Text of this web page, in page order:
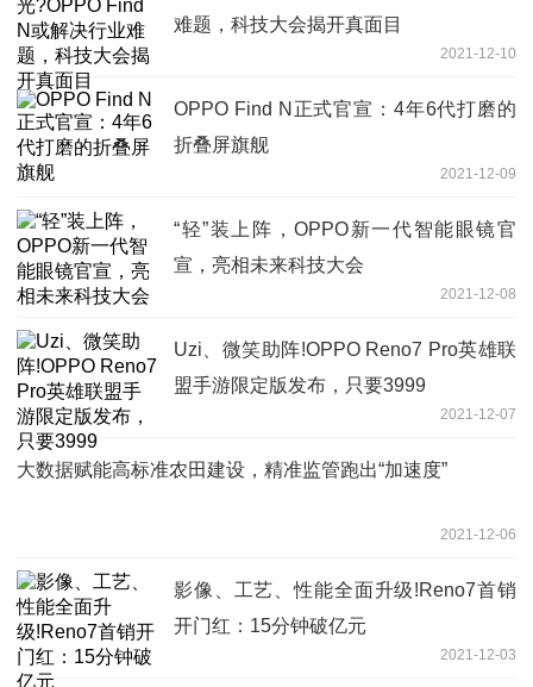
难题，科技大会揭开真面目
2021-12-10
OPPO Find N正式官宣：4年6代打磨的
折叠屏旗舰
2021-12-09
“轻”装上阵，OPPO新一代智能眼镜官
宣，亮相未来科技大会
2021-12-08
Uzi、微笑助阵!OPPO Reno7 Pro英雄联
盟手游限定版发布，只要3999
2021-12-07
大数据赋能高标准农田建设，精准监管跑出“加速度”
2021-12-06
影像、工艺、性能全面升级!Reno7首销
开门红：15分钟破亿元
2021-12-03